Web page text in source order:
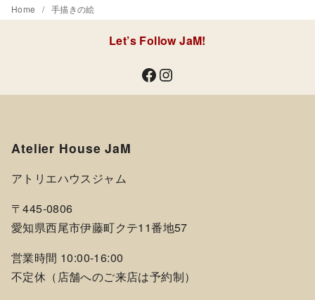
Home 手描きの絵
Let’s Follow JaM!
Facebook Instagram
Atelier House JaM
アトリエハウスジャム
〒445-0806
愛知県西尾市伊藤町クテ11番地57
営業時間 10:00-16:00
不定休（店舗へのご来店は予約制）